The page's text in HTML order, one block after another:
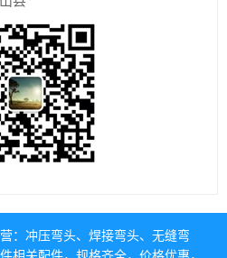
： 冲压弯头、 焊接弯头、 无缝弯
相关配件，规格齐全，价格优惠，